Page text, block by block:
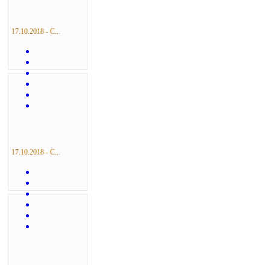
17.10.2018 - С...
17.10.2018 - С...